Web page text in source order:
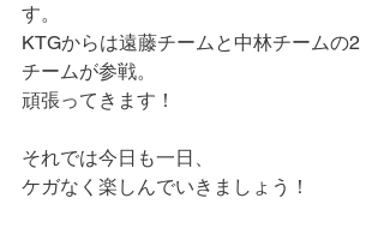
す。
KTGからは遠藤チームと中林チームの2
チームが参戦。
頑張ってきます！
それでは今日も一日、
ケガなく楽しんでいきましょう！